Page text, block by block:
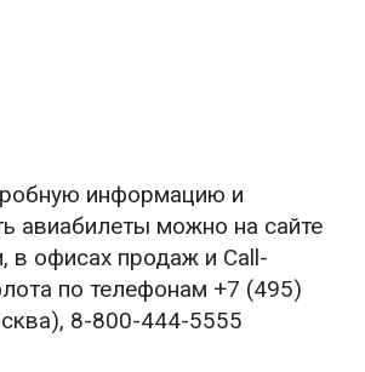
информацию и
авиабилеты можно на сайте
в офисах продаж и Call-
по телефонам +7 (495)
8-800-444-5555